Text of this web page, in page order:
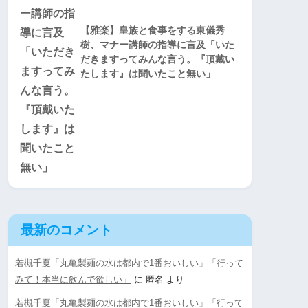
【雅楽】皇族と食事をする東儀秀
樹、マナー講師の指導に言及「いた
だきますってみんな言う。『頂戴い
たします』は聞いたこと無い」
最新のコメント
若槻千夏「丸亀製麺の水は都内で1番おいしい」「行って
みて！本当に飲んで欲しい」
に 匿名 より
若槻千夏「丸亀製麺の水は都内で1番おいしい」「行って